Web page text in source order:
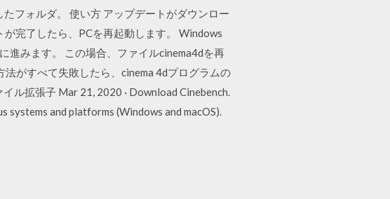
フォルダ。 使い方 アップデートがダウンロー
完了したら、PCを再起動します。 Windows
進みます。 この場合、ファイルcinema4dを再
がすべて失敗したら、cinema 4dプログラムの
ル拡張子 Mar 21, 2020 · Download Cinebench.
and platforms (Windows and macOS).